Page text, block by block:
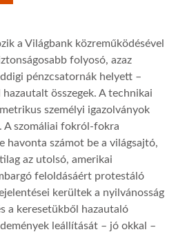
a Világbank közreműködésével
folyosó, azaz
pénzcsatornák helyett –
összegek. A technikai
személyi igazolványok
A szomáliai fokról-fokra
havonta számot be a világsajtó,
az utolsó, amerikai
feloldásáért protestáló
kerültek a nyilvánosság
a keresetükből hazautaló
leállítását – jó okkal –